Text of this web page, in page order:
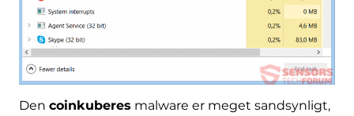
Den coinkuberes malware er meget sandsynligt,